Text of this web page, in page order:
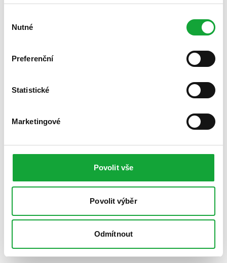
souhlasu
Nutné
Preferenční
Statistické
Marketingové
Povolit vše
Povolit výběr
Odmítnout